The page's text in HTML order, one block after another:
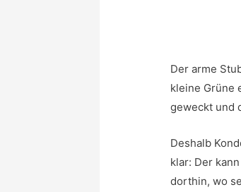
Der arme
kleine Grüne
geweckt und
Deshalb
klar: Der
dorthin, wo